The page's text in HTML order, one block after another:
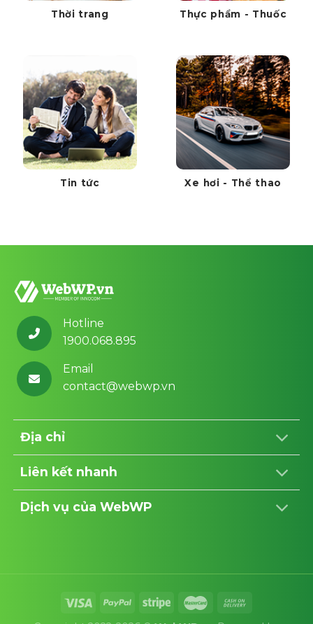
Thời trang Thực phẩm - Thuốc
Tin tức Xe hơi - Thể thao
Hotline
1900.068.895
Email
contact@webwp.vn
Địa chỉ
Liên kết nhanh
Dịch vụ của WebWP